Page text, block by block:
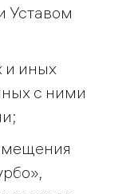
Уставом
и иных
с ними